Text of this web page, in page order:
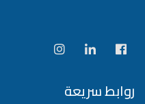
روابط سريعة